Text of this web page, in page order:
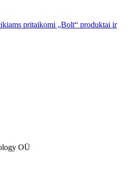
pritaikomi „Bolt“ produktai ir
OÜ